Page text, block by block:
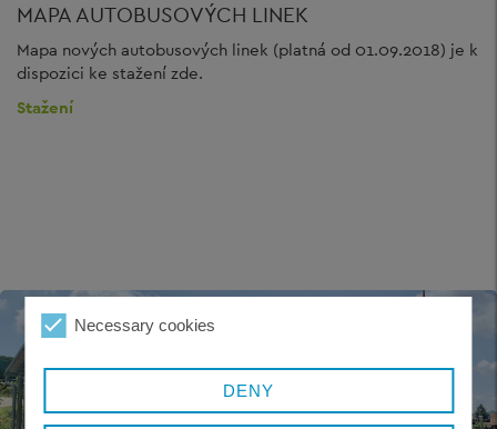
MAPA AUTOBUSOVÝCH LINEK
Mapa nových autobusových linek (platná od 01.09.2018) je k
dispozici ke stažení zde.
Stažení
Necessary cookies
DENY